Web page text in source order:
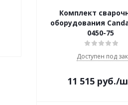
Комплект
оборудования
0450-75
Доступен под
11 515 руб./